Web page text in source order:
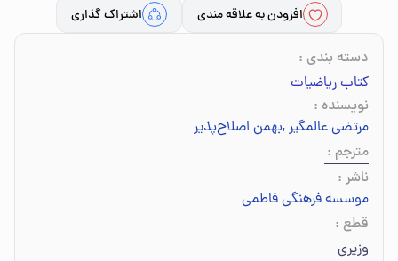
افزودن به علاقه مندی اشتراک گذاری
دسته بندی :
کتاب ریاضیات
نویسنده :
مرتضی عالمگیر,بهمن اصلاح‌پذیر
مترجم :
ناشر :
موسسه فرهنگی فاطمی
قطع :
وزیری